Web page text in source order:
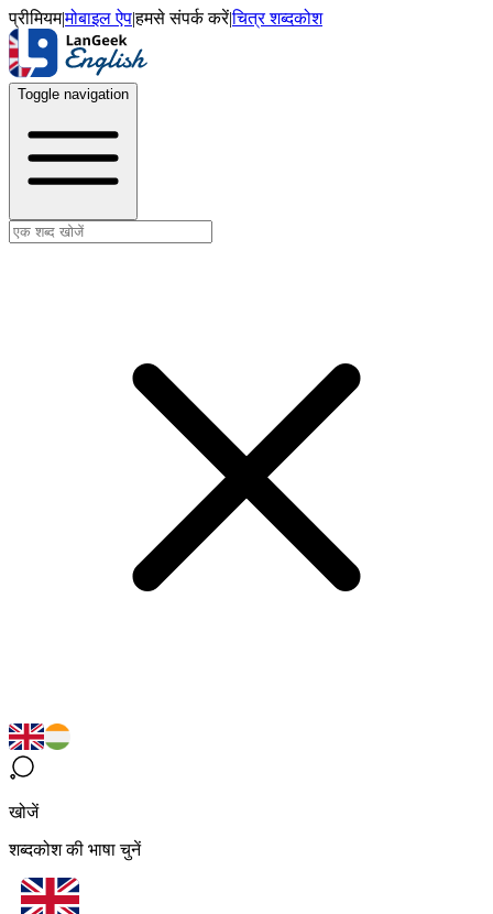
प्रीमियम|मोबाइल ऐप|हमसे संपर्क करें|चित्र शब्दकोश
Toggle navigation
खोजें
शब्दकोश की भाषा चुनें